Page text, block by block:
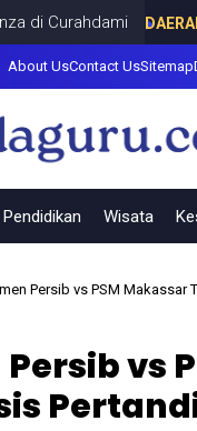
DAERAH JULY
About UsContact UsSitemap
Pendidikan Wisata
Persib vs PSM Makassar
vs